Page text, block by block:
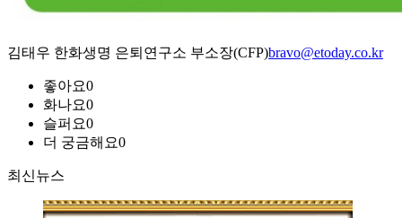
김태우 한화생명 은퇴연구소 부소장(CFP)bravo@etoday.co.kr
좋아요0
화나요0
슬퍼요0
더 궁금해요0
최신뉴스